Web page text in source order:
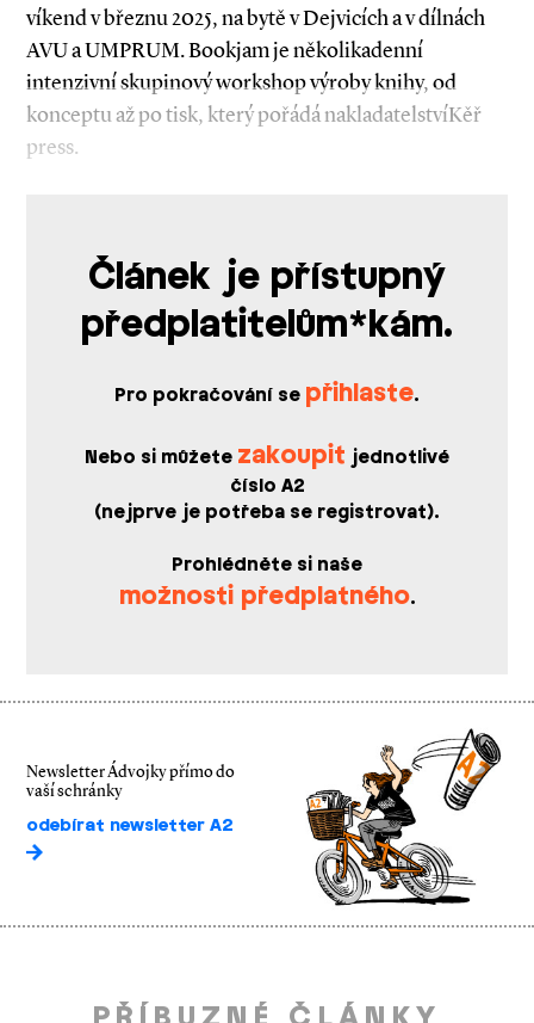
víkend v březnu 2025, na bytě v Dejvicích a v dílnách
AVU a UMPRUM. Bookjam je několikadenní
intenzivní skupinový workshop výroby knihy, od
konceptu až po tisk, který pořádá nakladatelstvíKěř
press.
Článek je přístupný
předplatitelům*kám.
Pro pokračování se přihlaste.
Nebo si můžete zakoupit jednotlivé
číslo A2
(nejprve je potřeba se registrovat).
Prohlédněte si naše
možnosti předplatného.
Newsletter Ádvojky přímo do
vaší schránky
odebírat newsletter A2